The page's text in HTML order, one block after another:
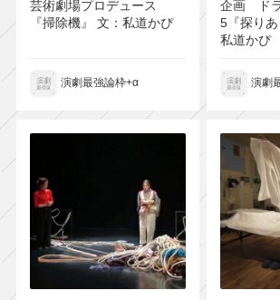
芸術劇場プロデュース
『掃除機』 文：私道かぴ
演劇最強論枠+α
企画 ド
5『探りあ
私道かぴ
演劇